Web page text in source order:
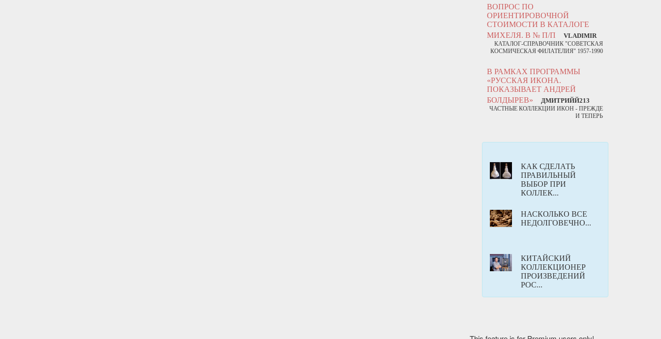
ВОПРОС ПО
ОРИЕНТИРОВОЧНОЙ
СТОИМОСТИ В КАТАЛОГЕ
МИХЕЛЯ. В № П/П
VLADIMIR
КАТАЛОГ-СПРАВОЧНИК "СОВЕТСКАЯ
КОСМИЧЕСКАЯ ФИЛАТЕЛИЯ" 1957-1990
В РАМКАХ ПРОГРАММЫ
«РУССКАЯ ИКОНА.
ПОКАЗЫВАЕТ АНДРЕЙ
БОЛДЫРЕВ»
ДМИТРИЙЙ213
ЧАСТНЫЕ КОЛЛЕКЦИИ ИКОН - ПРЕЖДЕ
И ТЕПЕРЬ
КАК СДЕЛАТЬ
ПРАВИЛЬНЫЙ
ВЫБОР ПРИ
КОЛЛЕК...
НАСКОЛЬКО ВСЕ
НЕДОЛГОВЕЧНО...
КИТАЙСКИЙ
КОЛЛЕКЦИОНЕР
ПРОИЗВЕДЕНИЙ
РОС...